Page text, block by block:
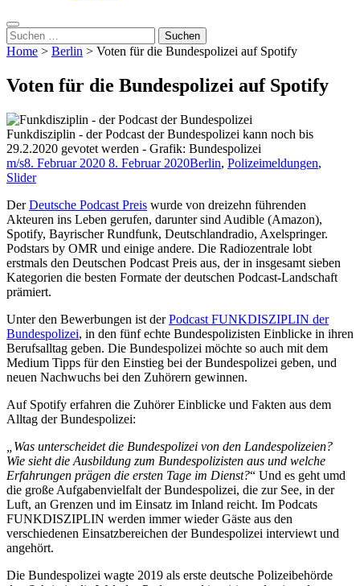
Suchen
nach:
Home > Berlin > Voten für die Bundespolizei auf Spotify
Voten für die Bundespolizei auf Spotify
Funkdisziplin - der Podcast der Bundespolizei kann noch bis
29.2.2020 gevotet werden - Grafik: Bundespolizei
m/s8. Februar 2020 8. Februar 2020Berlin, Polizeimeldungen,
Slider
DerDeutsche Podcast Preis wurde von dreizehn führenden
Akteuren ins Leben gerufen, darunter sind Audible (Amazon),
Spotify, Bayrischer Rundfunk, Deutschlandradio, Axelspringer.
Podstars by OMR und einige andere. Die Radiozentrale lobt
erstmals den Deutschen Podcast Preis aus, der in insgesamt sieben
Kategorien die besten Formate der deutschen Podcast-Landschaft
prämiert.
Unter den Bewerbungen ist derPodcast FUNKDISZIPLIN der
Bundespolizei, in den fünf echte Bundespolizisten Einblicke in ihren
Berufsalltag geben. Die Bundespolizei möchte so auch mit dem
Medium Tipps für den Einstieg bei der Bundespolizei geben, und
neuen Nachwuchs bei den Zuhörern gewinnen.
Auf Spotify erfahren die Zuhörer Einblicke und Fakten aus dem
Alltag der Bundespolizei:
„Was unterscheidet die Bundespolizei von den Landespolizeien?
Wie sieht die Ausbildung zum Bundespolizisten aus und welche
Erfahrungen prägen die ersten Tage im Dienst?“ Und es geht umd
die große Aufgabenvielfalt der Bundespolizei, die zur See, in der
Luft, an Grenzen und im Einsatz im Inland reicht. Im Podcats
FUNKDISZIPLIN werden immer wieder Gäste aus den
verschiedenen Einsatzbereichen der Bundespolizei interviewt und
angehört.
Die Bundespolizei wagte 2019 als erste deutsche Polizeibehörde